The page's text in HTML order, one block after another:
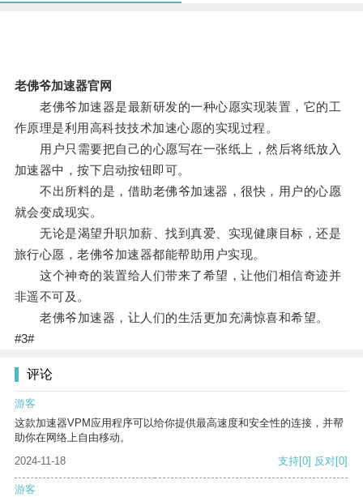
老佛爷加速器官网
老佛爷加速器是最新研发的一种心愿实现装置，它的工
作原理是利用高科技技术加速心愿的实现过程。
用户只需要把自己的心愿写在一张纸上，然后将纸放入
加速器中，按下启动按钮即可。
不出所料的是，借助老佛爷加速器，很快，用户的心愿
就会变成现实。
无论是渴望升职加薪、找到真爱、实现健康目标，还是
旅行心愿，老佛爷加速器都能帮助用户实现。
这个神奇的装置给人们带来了希望，让他们相信奇迹并
非遥不可及。
老佛爷加速器，让人们的生活更加充满惊喜和希望。
#3#
评论
游客
这款加速器VPM应用程序可以给你提供最高速度和安全性的连接，并帮
助你在网络上自由移动。
2024-11-18
支持[0] 反对[0]
游客